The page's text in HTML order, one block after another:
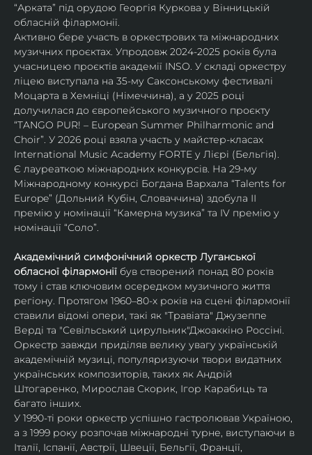
“Арката” під орудою Георгія Куркова у Вінницькій
обласній філармонії.
Активно бере участь в оркестрових та міжнародних
музичних проєктах. Упродовж 2024-2025 років була
учасницею проєктів академії INSO. У складі оркестру
ліцею виступала на 35-му Саксонському фестивалі
Моцарта в Хемніці (Німеччина), а у 2025 році
долучилася до європейського музичного проєкту
“TANGO PUR! – European Summer Philharmonic and
Choir”. У 2026 році взяла участь у майстер-класах
International Music Academy FORTE у Лієрі (Бельгія).
Є лауреаткою міжнародних конкурсів. На 29-му
Міжнародному конкурсі Богдана Вархала “Talents for
Europe” (Дольний Кубін, Словаччина) здобула ІІ
премію у номінації “Камерна музика” та IV премію у
номінації “Соло”.
Академічний симфонічний оркестр Луганської
обласної філармонії був створений понад 80 років
тому і став ключовим осередком музичного життя
регіону. Протягом 1960–80-х років на сцені філармонії
ставили відомі опери, такі як "Травіата" Джузеппе
Верді та "Севільський цирульник"Джоаккіно Россіні.
Оркестр завжди приділяв велику увагу українській
академічній музиці, популяризуючи твори видатних
українських композиторів, таких як Андрій
Штогаренко, Мирослав Скорик, Ігор Карабиць та
багато інших.
У 1990-ті роки оркестр успішно гастролював Україною,
а з 1999 року розпочав міжнародні турне, виступаючи в
Італії, Іспанії, Австрії, Швеції, Бельгії, Франції,